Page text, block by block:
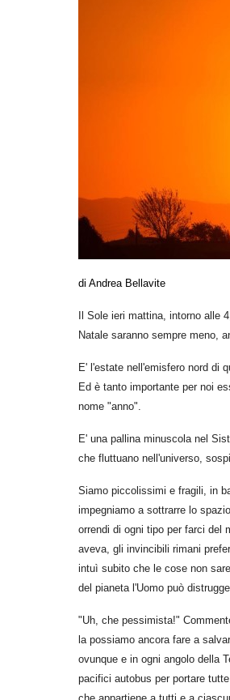
di Andrea Bellavite
Il Sole ieri mattina, intorno
Natale saranno sempre meno,
E' l'estate nell'emisfero nord di
Ed è tanto importante per noi
nome "anno".
E' una pallina minuscola nel
che fluttuano nell'universo,
Siamo piccolissimi e fragili, in
impegniamo a sottrarre lo
orrendi di ogni tipo per farci del
aveva, gli invincibili rimani
intuì subito che le cose non
del pianeta l'Uomo può
"Uh, che pessimista!"
la possiamo ancora fare a
ovunque e in ogni angolo della
pacifici autobus per portare